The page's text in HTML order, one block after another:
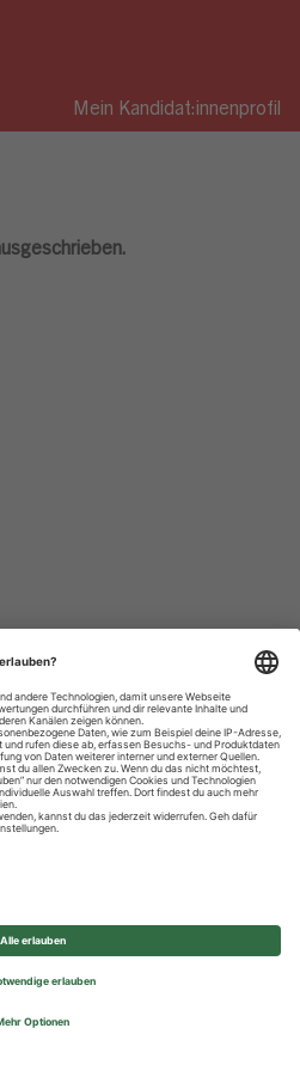
Mein Kandidat:innenprofil
Einstellungen
- All rights reserved